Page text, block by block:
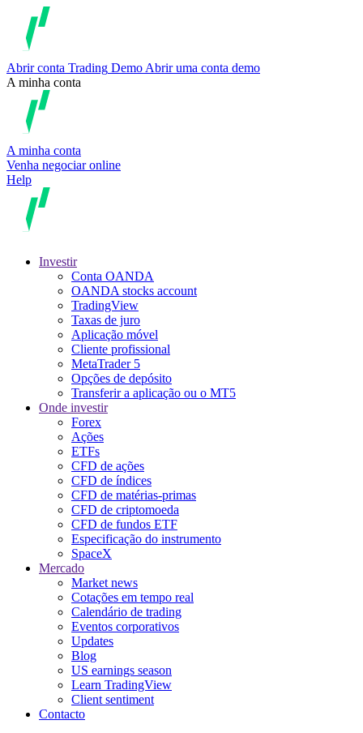
Abrir conta Trading Demo Abrir uma conta demo
A minha conta
A minha conta
Venha negociar online
Help
Investir
Conta OANDA
OANDA stocks account
TradingView
Taxas de juro
Aplicação móvel
Cliente profissional
MetaTrader 5
Opções de depósito
Transferir a aplicação ou o MT5
Onde investir
Forex
Ações
ETFs
CFD de ações
CFD de índices
CFD de matérias-primas
CFD de criptomoeda
CFD de fundos ETF
Especificação do instrumento
SpaceX
Mercado
Market news
Cotações em tempo real
Calendário de trading
Eventos corporativos
Updates
Blog
US earnings season
Learn TradingView
Client sentiment
Contacto